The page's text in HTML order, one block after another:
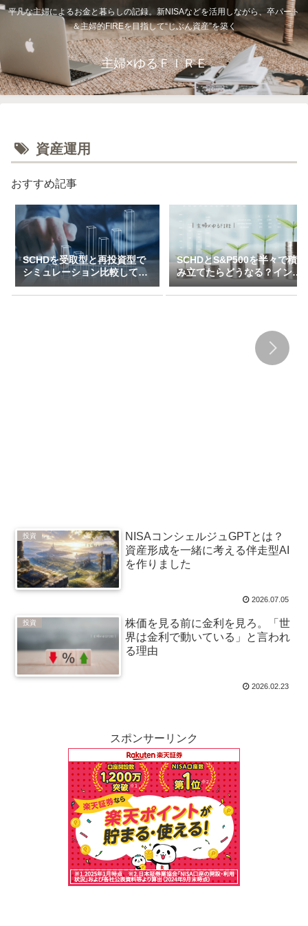
平凡な主婦によるお金と暮らしの記録。新NISAなどを活用しながら、卒パート
＆主婦的FIREを目指して“じぶん資産”を築く
主婦×ゆるＦＩＲＥ
資産運用
おすすめ記事
SCHDを受取型と再投資型で
シミュレーション比較してみ
た（一括＆特定口座で3万～
10万積立）
SCHDとS&P500を半々で積
み立てたらどうなる？インデ
ックス×高配当のハイブリッ
ド投資戦略
投資
NISAコンシェルジュGPTとは？
資産形成を一緒に考える伴走型AI
を作りました
2026.07.05
投資
株価を見る前に金利を見ろ。「世
界は金利で動いている」と言われ
る理由
2026.02.23
スポンサーリンク